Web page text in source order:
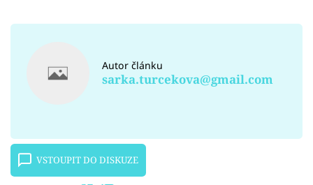
Autor článku
sarka.turcekova@gmail.com
VSTOUPIT DO DISKUZE